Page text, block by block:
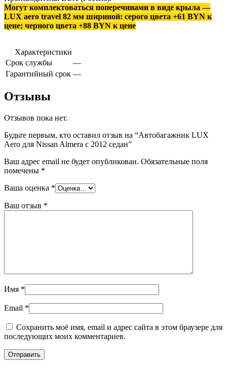
Могут комплектоваться поперечинами в виде крыла —
LUX aero travel 82 мм шириной: серого цвета +61 BYN к
цене; черного цвета +88 BYN к цене
Характеристики
Срок службы
—
Гарантийный срок —
Отзывы
Отзывов пока нет.
Будьте первым, кто оставил отзыв на “Автобагажник LUX
Aero для Nissan Almera с 2012 седан”
Ваш адрес email не будет опубликован. Обязательные поля
помечены *
Ваша оценка *
Ваш отзыв *
Имя *
Email *
Сохранить моё имя, email и адрес сайта в этом браузере для
последующих моих комментариев.